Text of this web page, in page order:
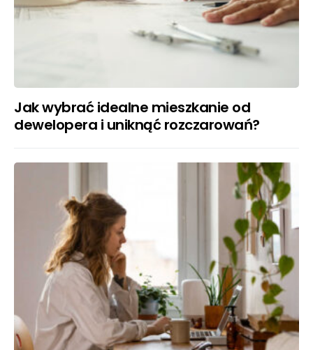
Jak wybrać idealne mieszkanie od
dewelopera i uniknąć rozczarowań?